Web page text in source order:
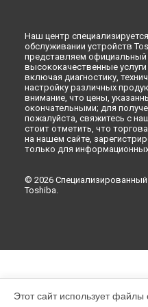
Наш центр
обслуживании устройств
представляем
высококачественные
включая диагностику,
настройку различных
внимание, что цены,
окончательными; для
пожалуйста, свяжитесь с
стоит отметить, что
на нашем сайте,
только для информационных
© 2026
Toshiba.
Этот сайт использует